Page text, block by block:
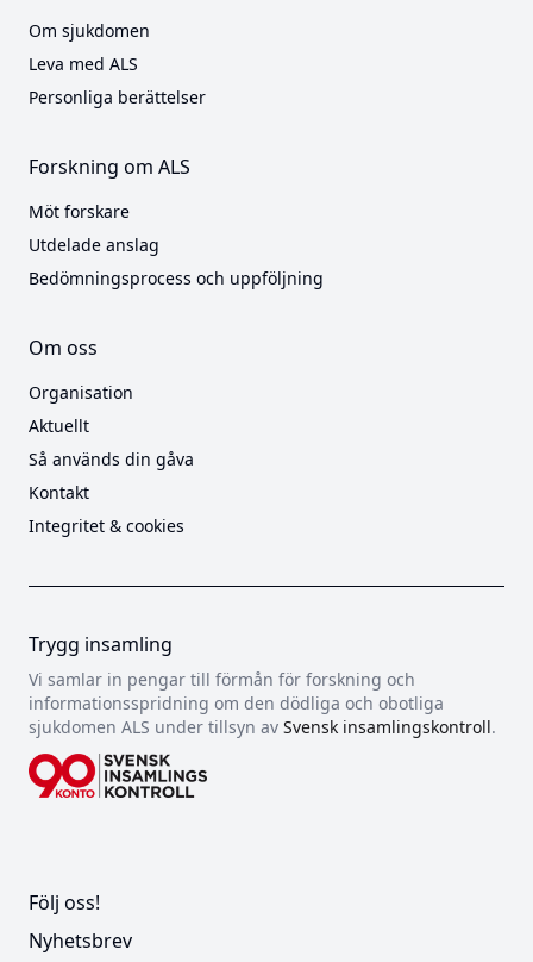
Om sjukdomen
Leva med ALS
Personliga berättelser
Forskning om ALS
Möt forskare
Utdelade anslag
Bedömningsprocess och uppföljning
Om oss
Organisation
Aktuellt
Så används din gåva
Kontakt
Integritet & cookies
Trygg insamling
Vi samlar in pengar till förmån för forskning och
informationsspridning om den dödliga och obotliga
sjukdomen ALS under tillsyn av Svensk insamlingskontroll.
Följ oss!
Nyhetsbrev